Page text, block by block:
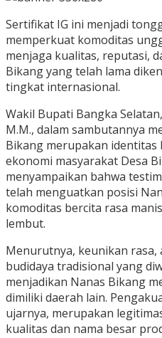
Sertifikat IG ini menjadi
memperkuat komoditas
menjaga kualitas, reputasi,
Bikang yang telah lama
tingkat internasional.
Wakil Bupati Bangka
M.M., dalam sambutannya
Bikang merupakan identitas
ekonomi masyarakat Desa
menyampaikan bahwa
telah menguatkan posisi
komoditas bercita rasa
lembut.
Menurutnya, keunikan
budidaya tradisional yang
menjadikan Nanas Bikang
dimiliki daerah lain.
ujarnya, merupakan
kualitas dan nama besar